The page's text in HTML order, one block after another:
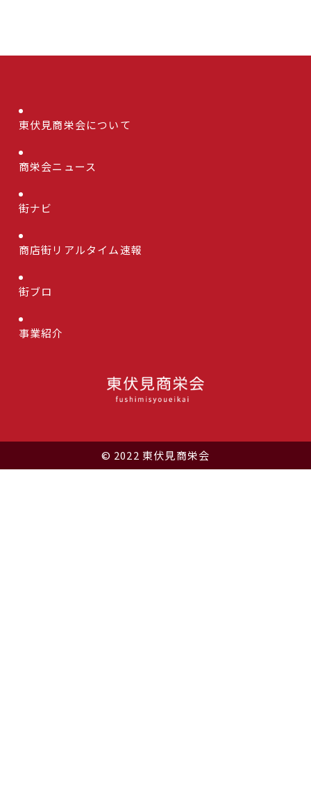
東伏見商栄会について
商栄会ニュース
街ナビ
商店街リアルタイム速報
街ブロ
事業紹介
© 2022 東伏見商栄会